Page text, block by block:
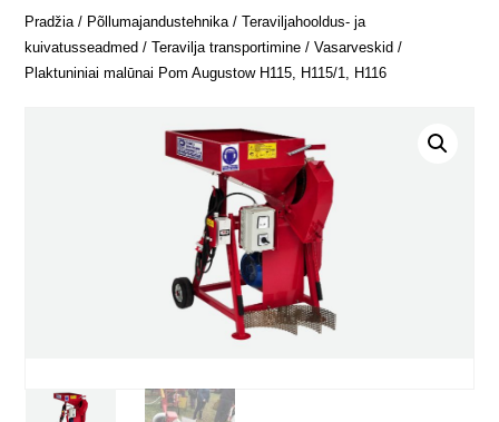
Pradžia/ Põllumajandustehnika/Teraviljahooldus- ja
kuivatusseadmed /Teravilja transportimine /Vasarveskid /
Plaktuniniai malūnai Pom Augustow H115, H115/1, H116